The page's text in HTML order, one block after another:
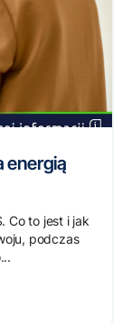
energią
Co to jest i jak
podczas